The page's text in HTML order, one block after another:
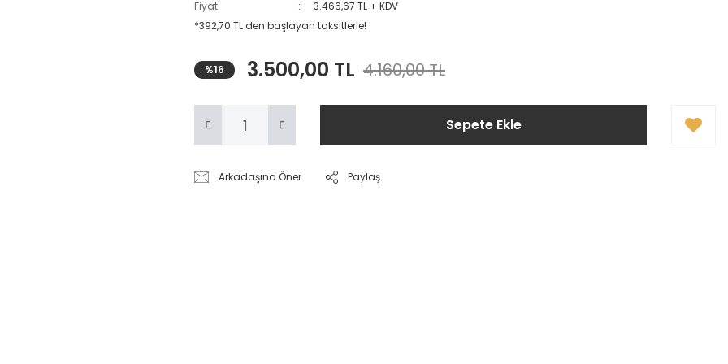
Fiyat
3.466,67 TL + KDV
*392,70 TL den başlayan taksitlerle!
%16 3.500,00 TL 4.160,00 TL
Sepete Ekle
Arkadaşına Öner Paylaş